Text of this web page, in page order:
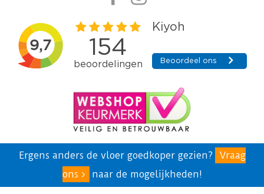
Ergens anders de vloer goedkoper gezien?
Vraag
ons
naar de mogelijkheden!